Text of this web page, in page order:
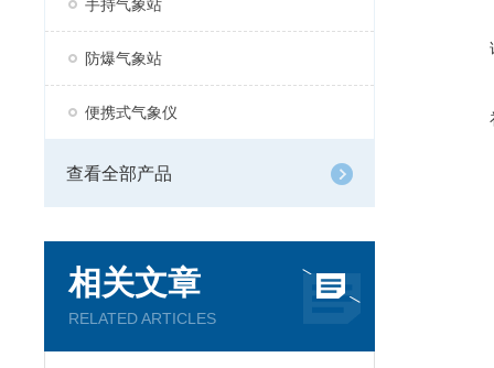
手持气象站
防爆气象站
便携式气象仪
查看全部产品
相关文章
RELATED ARTICLES